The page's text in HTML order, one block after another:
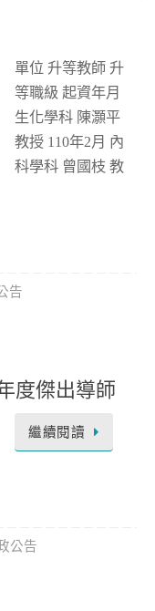
單位 升等教師 升
等職級 起資年月
生化學科 陳灝平
教授 110年2月 內
科學科 曾國枝 教
告
度傑出導師
繼續閱讀
公告